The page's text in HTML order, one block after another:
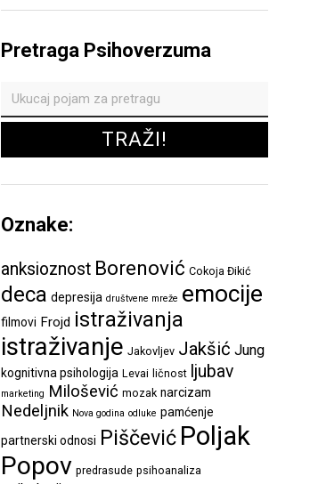
Pretraga Psihoverzuma
Oznake:
anksioznost Borenović Cokoja Đikić
deca depresija društvene mreže emocije
filmovi Frojd istraživanja
istraživanje Jakovljev Jakšić Jung
kognitivna psihologija Levai ličnost ljubav
marketing Milošević mozak narcizam
Nedeljnik Nova godina odluke pamćenje
partnerski odnosi Piščević Poljak
Popov predrasude psihoanaliza